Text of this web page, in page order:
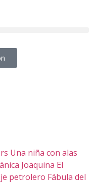
Una niña con alas
Joaquina El
petrolero Fábula del